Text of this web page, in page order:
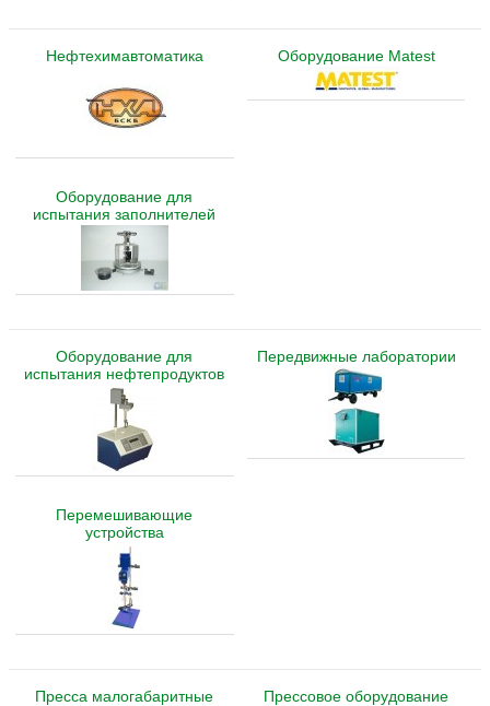
Нефтехимавтоматика Оборудование Matest
Оборудование для
испытания заполнителей
Оборудование для
испытания нефтепродуктов
Передвижные лаборатории
Перемешивающие
устройства
Пресса малогабаритные Прессовое оборудование